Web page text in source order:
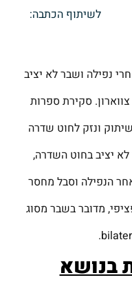
לשיתוף הכתבה:
נפילה ושבר לא יציב
סקירת ספרות
ונזק לחוט שדרה
יציב בחוט השדרה,
הנפילה וסבל מחסר
מדובר בשבר מסוג
בנושא